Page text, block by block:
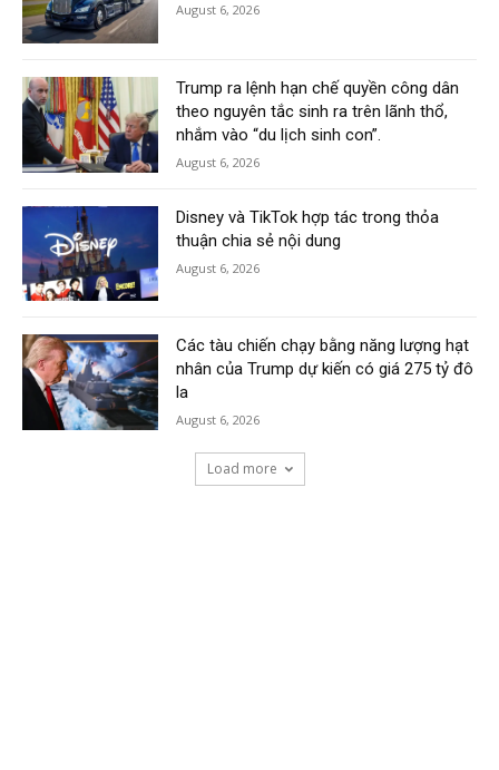
August 6, 2026
Trump ra lệnh hạn chế quyền công dân
theo nguyên tắc sinh ra trên lãnh thổ,
nhắm vào “du lịch sinh con”.
August 6, 2026
Disney và TikTok hợp tác trong thỏa
thuận chia sẻ nội dung
August 6, 2026
Các tàu chiến chạy bằng năng lượng hạt
nhân của Trump dự kiến có giá 275 tỷ đô
la
August 6, 2026
Load more